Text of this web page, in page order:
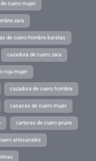
cuero mujer
zara
de cuero hombre baratas
cazadora de cuero zara
roja mujer
cazadora de cuero hombre
casacas de cuero mujer
carteras de cuero prune
artesanales